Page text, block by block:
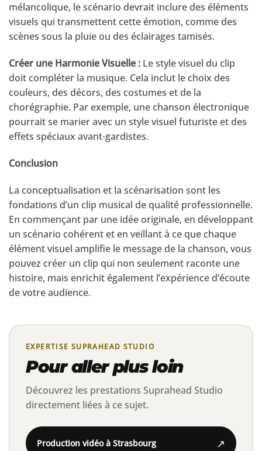
mélancolique, le scénario devrait inclure des éléments
visuels qui transmettent cette émotion, comme des
scènes sous la pluie ou des éclairages tamisés.
Créer une Harmonie Visuelle : Le style visuel du clip
doit compléter la musique. Cela inclut le choix des
couleurs, des décors, des costumes et de la
chorégraphie. Par exemple, une chanson électronique
pourrait se marier avec un style visuel futuriste et des
effets spéciaux avant-gardistes.
Conclusion
La conceptualisation et la scénarisation sont les
fondations d’un clip musical de qualité professionnelle.
En commençant par une idée originale, en développant
un scénario cohérent et en veillant à ce que chaque
élément visuel amplifie le message de la chanson, vous
pouvez créer un clip qui non seulement raconte une
histoire, mais enrichit également l’expérience d’écoute
de votre audience.
EXPERTISE SUPRAHEAD STUDIO
Pour aller plus loin
Découvrez les prestations Suprahead Studio
directement liées à ce sujet.
Production vidéo à Strasbourg ↗